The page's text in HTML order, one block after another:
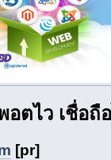
อตไว เชื่อถื
[pr]